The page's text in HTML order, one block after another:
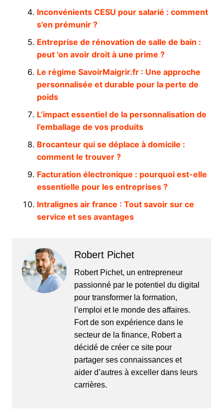
Inconvénients CESU pour salarié : comment
s'en prémunir ?
Entreprise de rénovation de salle de bain :
peut 'on avoir droit à une prime ?
Le régime SavoirMaigrir.fr : Une approche
personnalisée et durable pour la perte de
poids
L’impact essentiel de la personnalisation de
l’emballage de vos produits
Brocanteur qui se déplace à domicile :
comment le trouver ?
Facturation électronique : pourquoi est-elle
essentielle pour les entreprises ?
Intralignes air france : Tout savoir sur ce
service et ses avantages
Robert Pichet
Robert Pichet, un entrepreneur
passionné par le potentiel du digital
pour transformer la formation,
l’emploi et le monde des affaires.
Fort de son expérience dans le
secteur de la finance, Robert a
décidé de créer ce site pour
partager ses connaissances et
aider d’autres à exceller dans leurs
carrières.